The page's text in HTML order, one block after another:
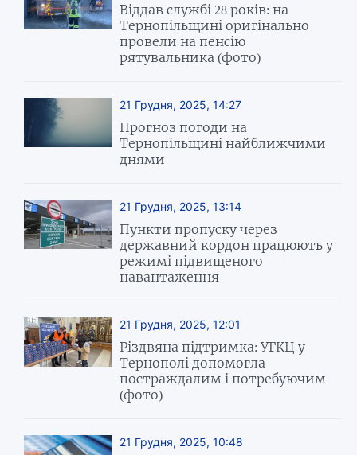
Віддав службі 28 років: на
Тернопільщині оригінально
провели на пенсію
рятувальника (фото)
21 Грудня, 2025, 14:27
Прогноз погоди на
Тернопільщині найближчими
днями
21 Грудня, 2025, 13:14
Пункти пропуску через
державний кордон працюють у
режимі підвищеного
навантаження
21 Грудня, 2025, 12:01
Різдвяна підтримка: УГКЦ у
Тернополі допомогла
постраждалим і потребуючим
(фото)
21 Грудня, 2025, 10:48